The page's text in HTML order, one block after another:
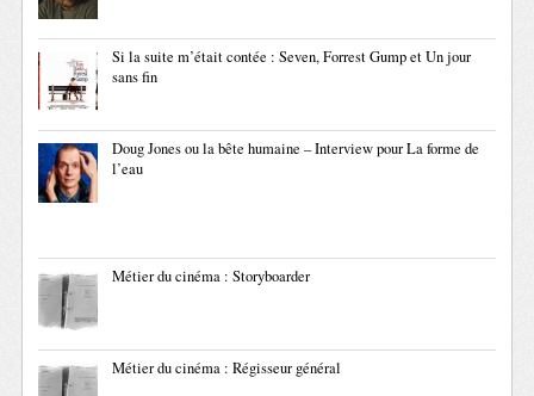
Si la suite m’était contée : Seven, Forrest Gump et Un jour
sans fin
Doug Jones ou la bête humaine – Interview pour La forme de
l’eau
Métier du cinéma : Storyboarder
Métier du cinéma : Régisseur général